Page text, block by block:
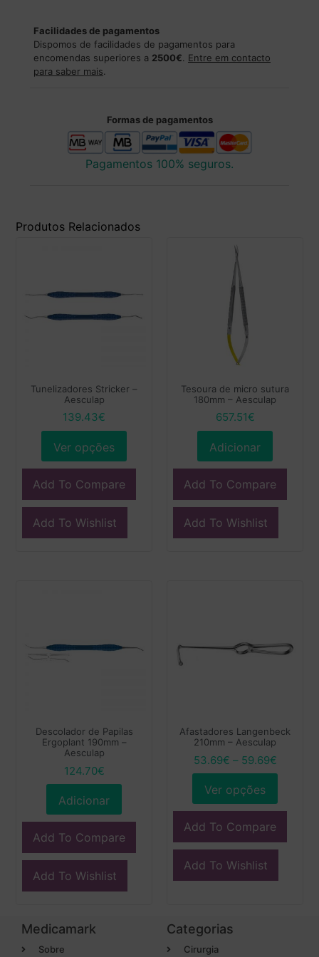
Facilidades de pagamentos
Dispomos de facilidades de pagamentos para
encomendas superiores a 2500€. Entre em contacto
para saber mais.
Formas de pagamentos
Pagamentos 100% seguros.
Produtos Relacionados
Tunelizadores Stricker –
Aesculap
139.43€
Ver opções
Add To Compare
Add To Wishlist
Tesoura de micro sutura
180mm – Aesculap
657.51€
Adicionar
Add To Compare
Add To Wishlist
Descolador de Papilas
Ergoplant 190mm –
Aesculap
124.70€
Adicionar
Add To Compare
Add To Wishlist
Afastadores Langenbeck
210mm – Aesculap
53.69€ – 59.69€
Ver opções
Add To Compare
Add To Wishlist
Medicamark
Sobre
Categorias
Cirurgia